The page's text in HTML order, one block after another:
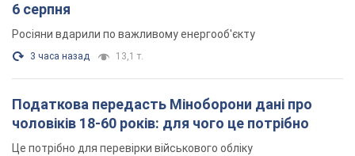
6 серпня
Росіяни вдарили по важливому енергооб'єкту
3 часа назад 13,1 т.
Податкова передасть Міноборони дані про
чоловіків 18-60 років: для чого це потрібно
Це потрібно для перевірки військового обліку